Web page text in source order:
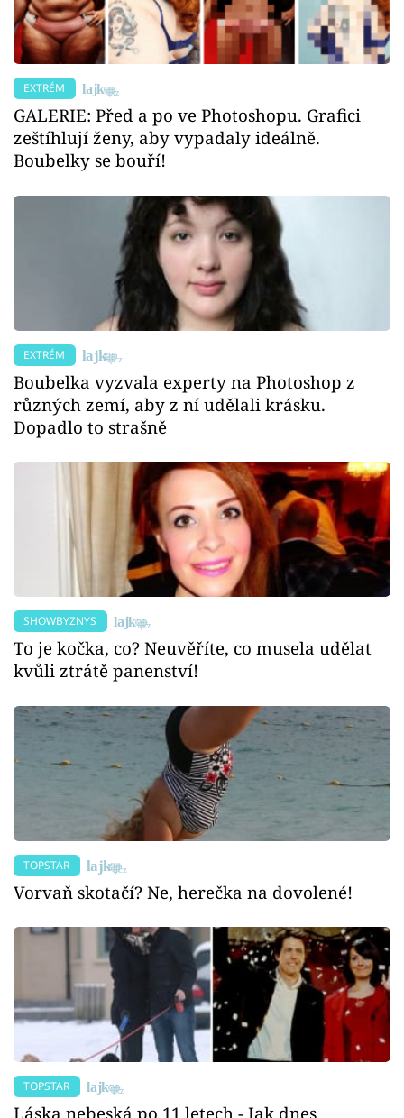
EXTRÉM
GALERIE: Před a po ve Photoshopu. Grafici
zeštíhlují ženy, aby vypadaly ideálně.
Boubelky se bouří!
EXTRÉM
Boubelka vyzvala experty na Photoshop z
různých zemí, aby z ní udělali krásku.
Dopadlo to strašně
SHOWBYZNYS
To je kočka, co? Neuvěříte, co musela udělat
kvůli ztrátě panenství!
TOPSTAR
Vorvaň skotačí? Ne, herečka na dovolené!
TOPSTAR
Láska nebeská po 11 letech - Jak dnes